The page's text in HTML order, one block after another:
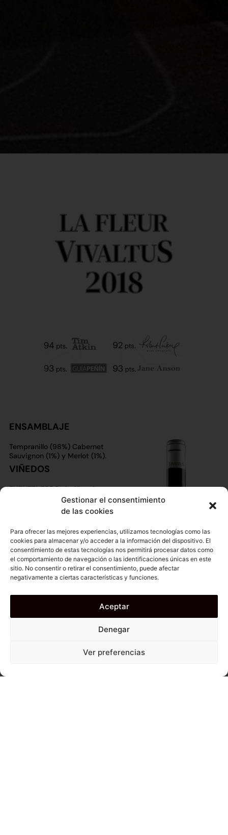
Gestionar el consentimiento
de las cookies
Para ofrecer las mejores experiencias, utilizamos tecnologías como las
cookies para almacenar y/o acceder a la información del dispositivo. El
consentimiento de estas tecnologías nos permitirá procesar datos como
el comportamiento de navegación o las identificaciones únicas en este
sitio. No consentir o retirar el consentimiento, puede afectar
negativamente a ciertas características y funciones.
Aceptar
Denegar
Ver preferencias
LA FLEUR
VIVALTUS
2018
ENSAMBLAJE
Tempranillo (98%) Cabernet
Sauvignon (1%) y Merlot (1%).
VIÑEDOS
FUENTENEBRO:Arcilla roja
abundante con presencia de
granito descompuesto. Altitud
entre 900 y 1000 metros
de entre 80 y 100 años. Uva
equilibrada, con buena acidez
natural y una elegancia
descomunal.
LA AGUILERA:Suelos arenosos
y calcáreos-arcillosos
850 - 900 metros sobre el
nivel del mar. Cepas de entre
Gumiel de